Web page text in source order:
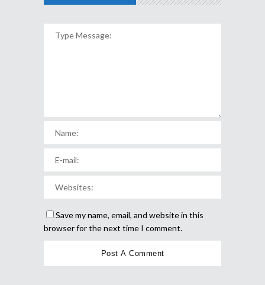
Save my name, email, and website in this
browser for the next time I comment.